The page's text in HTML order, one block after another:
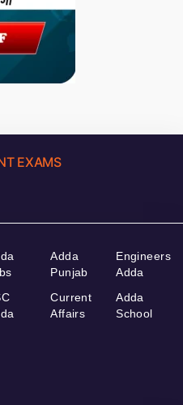
EXAMS
Adda
Punjab
Current
Affairs
Engineers
Adda
Adda
School